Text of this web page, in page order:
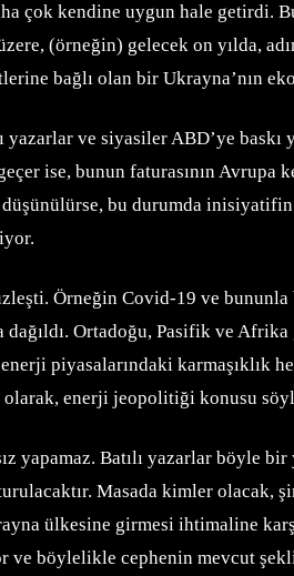
çok kendine uygun hale getirdi.
(örneğin) gelecek on yılda,
bağlı olan bir Ukrayna’nın
ve siyasiler ABD’ye
ise, bunun faturasının
bu durumda inisiyatifin
Örneğin Covid-19 ve
Ortadoğu, Pasifik ve
piyasalarındaki karmaşıklık
olarak, enerji jeopolitiği konusu
yapamaz. Batılı yazarlar böyle
Masada kimler olacak,
ülkesine girmesi ihtimaline
böylelikle cephenin mevcut